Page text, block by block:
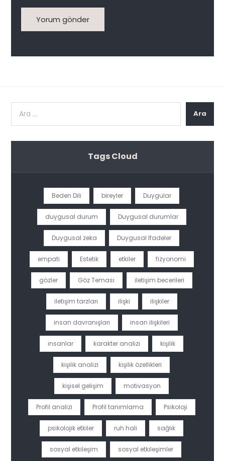
Yorum gönder
Ara
Tags Cloud
Beden Dili bireyler Duygular
duygusal durum Duygusal durumlar
Duygusal zeka Duygusal İfadeler
empati Estetik etkiler fizyonomi
gözler Göz Teması iletişim becerileri
iletişim tarzları ilişki ilişkiler
insan davranışları insan ilişkileri
insanlar karakter analizi kişilik
kişilik analizi kişilik özellikleri
kişisel gelişim motivasyon
Profil analizi Profil tanımlama Psikoloji
psikolojik etkiler ruh hali sağlık
sosyal etkileşim sosyal etkileşimler